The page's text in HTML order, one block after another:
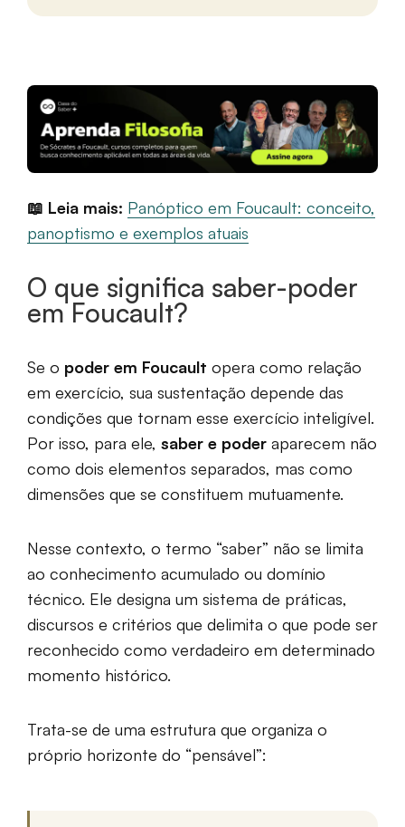
📖 Leia mais: Panóptico em Foucault: conceito,
panoptismo e exemplos atuais
O que significa saber-poder
em Foucault?
Se o poder em Foucault opera como relação
em exercício, sua sustentação depende das
condições que tornam esse exercício inteligível.
Por isso, para ele, saber e poder aparecem não
como dois elementos separados, mas como
dimensões que se constituem mutuamente.
Nesse contexto, o termo “saber” não se limita
ao conhecimento acumulado ou domínio
técnico. Ele designa um sistema de práticas,
discursos e critérios que delimita o que pode ser
reconhecido como verdadeiro em determinado
momento histórico.
Trata-se de uma estrutura que organiza o
próprio horizonte do “pensável”: